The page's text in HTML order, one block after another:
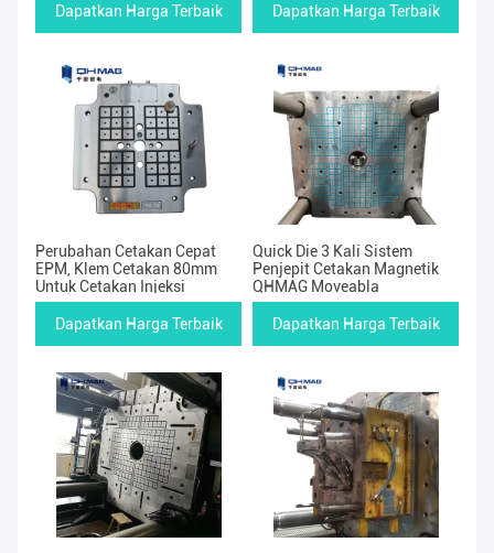
Dapatkan Harga Terbaik Dapatkan Harga Terbaik
Perubahan Cetakan Cepat
EPM, Klem Cetakan 80mm
Untuk Cetakan Injeksi
Dapatkan Harga Terbaik
Quick Die 3 Kali Sistem
Penjepit Cetakan Magnetik
QHMAG Moveabla
Dapatkan Harga Terbaik